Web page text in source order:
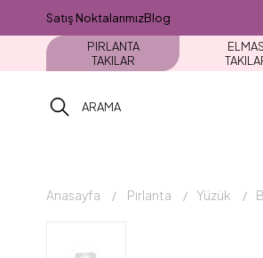
Satış NoktalarımızBlog
PIRLANTA
TAKILAR
ELMAS
Anasayfa Pırlanta Yüzük